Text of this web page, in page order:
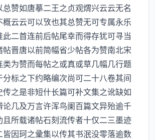
赞如唐摹二王之贞观煟兴云云无名
概云云可以攷也其总赞无可专属永乐
二首连前后帖尾幸而得存犹可寻当
帖晋唐以前简幅省少帖各为赞南北宋
类为赞而每帖之或真或草几幅几行题
标之下约略编次尚可二十八卷其间
之是非短什长篇可补文集之讹缺如
几及万言许浑鸟阑百篇文异殆逾千
且所载诸帖石刻流传者十仅二三墨迹
因珂之彚集以传其书泯没零落逾数